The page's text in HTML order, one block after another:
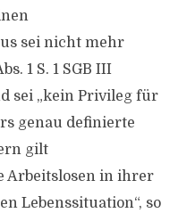
sei nicht mehr
1 S. 1 SGB III
sei „kein Privileg für
genau definierte
gilt
Arbeitslosen in ihrer
Lebenssituation“, so